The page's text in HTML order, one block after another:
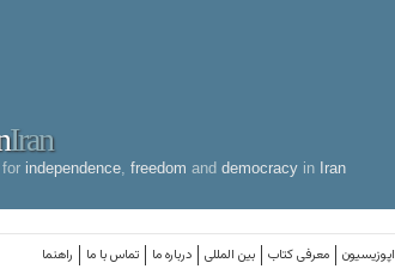
Iran
independence freedom and democracy in Iran
راهنما تماس با ما درباره ما بین المللی معرفی کتاب اپوزیسیون